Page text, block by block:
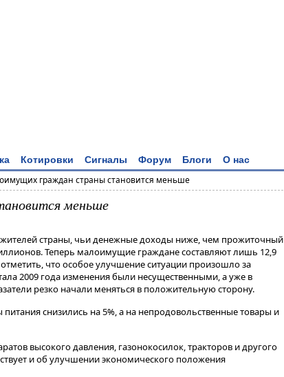
Котировки Сигналы Форум Блоги О нас
граждан страны становится меньше
меньше
страны, чьи денежные доходы ниже, чем прожиточный
Теперь малоимущие граждане составляют лишь 12,9
что особое улучшение ситуации произошло за
2009 года изменения были несущественными, а уже в
резко начали меняться в положительную сторону.
снизились на 5%, а на непродовольственные товары и
высокого давления, газонокосилок, тракторов и другого
и об улучшении экономического положения